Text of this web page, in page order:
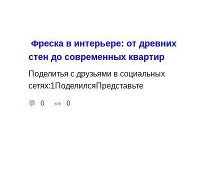
Фреска в интерьере: от древних
стен до современных квартир
Поделитья с друзьями в социальных
сетях:1ПоделилсяПредставьте
0 0